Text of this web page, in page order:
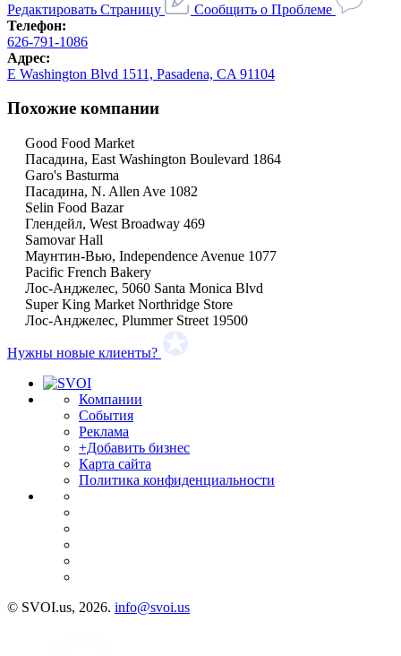
Редактировать Страницу
Сообщить о Проблеме
Телефон:
626-791-1086
Адрес:
E Washington Blvd 1511, Pasadena, CA 91104
Похожие компании
Good Food Market
Пасадина, East Washington Boulevard 1864
Garo's Basturma
Пасадина, N. Allen Ave 1082
Selin Food Bazar
Глендейл, West Broadway 469
Samovar Hall
Маунтин-Вью, Independence Avenue 1077
Pacific French Bakery
Лос-Анджелес, 5060 Santa Monica Blvd
Super King Market Northridge Store
Лос-Анджелес, Plummer Street 19500
Нужны новые клиенты?
Компании
События
Реклама
+Добавить бизнес
Карта сайта
Политика конфиденциальности
© SVOI.us, 2026. info@svoi.us